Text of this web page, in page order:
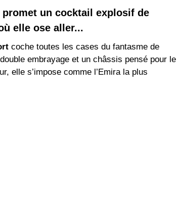
promet un cocktail explosif de
elle ose aller...
coche toutes les cases du fantasme de
embrayage et un châssis pensé pour le
elle s’impose comme l’Emira la plus